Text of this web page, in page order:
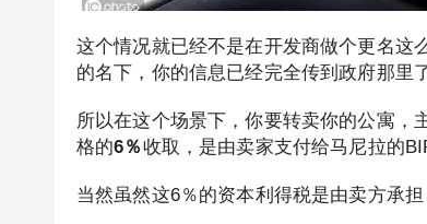
这个情况就已经不是在开发商做个更名这
的名下，你的信息已经完全传到政府那里了
所以在这个场景下，你要转卖你的公寓，
格的6％收取，是由卖家支付给马尼拉的
当然虽然这6％的资本利得税是由卖方承